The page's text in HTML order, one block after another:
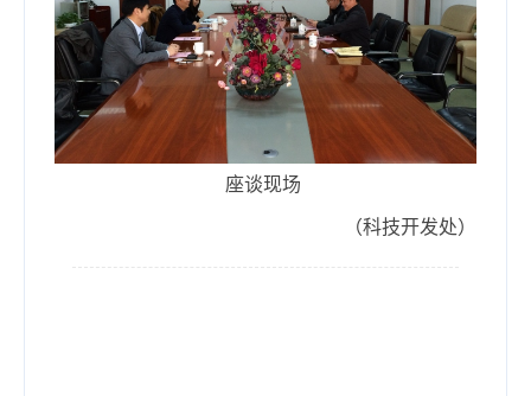
座谈现场
（科技开发处）